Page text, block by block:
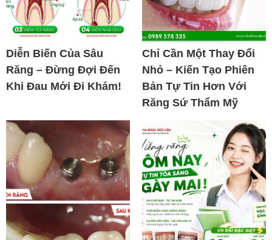
Diễn Biến Của Sâu
Răng – Đừng Đợi Đến
Khi Đau Mới Đi Khám!
Chỉ Cần Một Thay Đổi
Nhỏ – Kiến Tạo Phiên
Bản Tự Tin Hơn Với
Răng Sứ Thẩm Mỹ